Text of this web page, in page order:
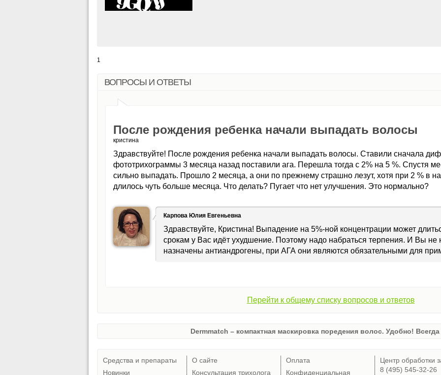
1
ВОПРОСЫ И ОТВЕТЫ
После рождения ребенка начали выпадать волосы
кристина
Здравствуйте! После рождения ребенка начали выпадать волосы. Ставили сначала
фототрихограммы 3 месяца назад поставили ага. Перешла тогда с 2% на 5 %. Спустя
сильно выпадать. Прошло 2 месяца, а они по прежнему страшно лезут, хотя при 2 % в
длилось чуть больше месяца. Что делать? Пугает что нет улучшения. Это нормально?
Карпова Юлия Евгеньевна
Здравствуйте, Кристина! Выпадение на 5%-ной концентрации может
срокам у Вас идёт ухудшение. Поэтому надо набраться терпения. И Вы не
назначены антиандрогены, при АГА они являются обязательными для
Перейти к общему списку вопросов и ответов
Dermmatch – компактная маскировка поредения волос. Удобно!
Средства и препараты
Новинки
О сайте
Консультация трихолога
Оплата
Конфиденциальная
Центр обработки
8 (495) 545-32-26